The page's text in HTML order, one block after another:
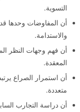
التسوية.
أن المفاوضات وحدها قد
والاستدامة.
أن فهم وجهات النظر
المعقدة.
أن استمرار الصراع
متعددة.
أن دراسة التجارب